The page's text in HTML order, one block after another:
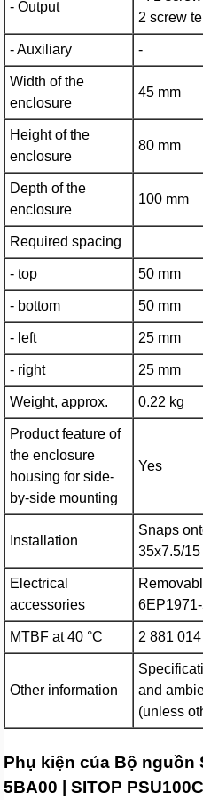
- Output
2 screw
- Auxiliary -
Width of the
enclosure
45 mm
Height of the
enclosure
80 mm
Depth of the
enclosure
100 mm
Required spacing
- top 50 mm
- bottom 50 mm
- left 25 mm
- right 25 mm
Weight, approx. 0.22 kg
Product feature of
the enclosure
housing for side-
by-side mounting
Yes
Installation
Snaps
35x7.5/15
Electrical
accessories
MTBF at 40 °C 2 881 014
Other information
and
(unless
Phụ kiện của Bộ nguồn
5BA00 | SITOP